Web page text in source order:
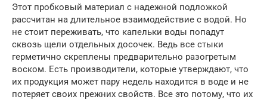
Этот пробковый материал с надежной подложкой
рассчитан на длительное взаимодействие с водой. Но
не стоит переживать, что капельки воды попадут
сквозь щели отдельных досочек. Ведь все стыки
герметично скреплены предварительно разогретым
воском. Есть производители, которые утверждают, что
их продукция может пару недель находится в воде и не
потеряет своих прежних свойств. Все это потому, что их